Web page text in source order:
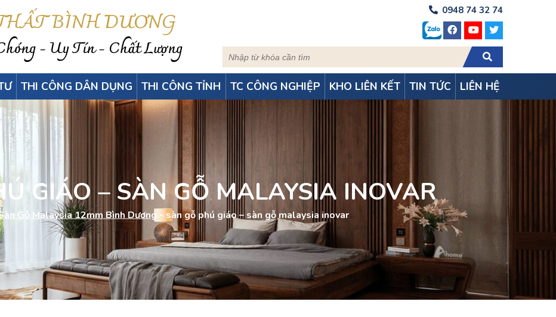
BÌNH DƯƠNG
- Uy Tín - Chất Lượng
0948 74 32 74
THI CÔNG DÂN DỤNG THI CÔNG TỈNH TC CÔNG NGHIỆP KHO LIÊN KẾT TIN TỨC LIÊN HỆ
GIÁO – SÀN GỖ MALAYSIA INOVAR
Gỗ Malaysia 12mm Bình Dương - sàn gỗ phú giáo – sàn gỗ malaysia inovar